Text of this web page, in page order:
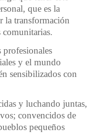
que es la
la transformación
profesionales
y el mundo
sensibilizados con
y luchando juntas,
convencidos de
pequeños